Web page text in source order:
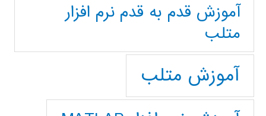
آموزش قدم به قدم نرم افزار
متلب
آموزش متلب